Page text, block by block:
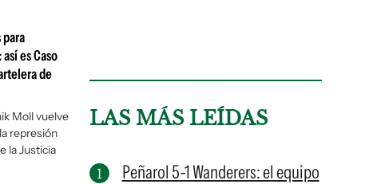
es Caso
de
Moll vuelve
represión
la Justicia
LAS MÁS LEÍDAS
Peñarol 5-1 Wanderers: el equipo